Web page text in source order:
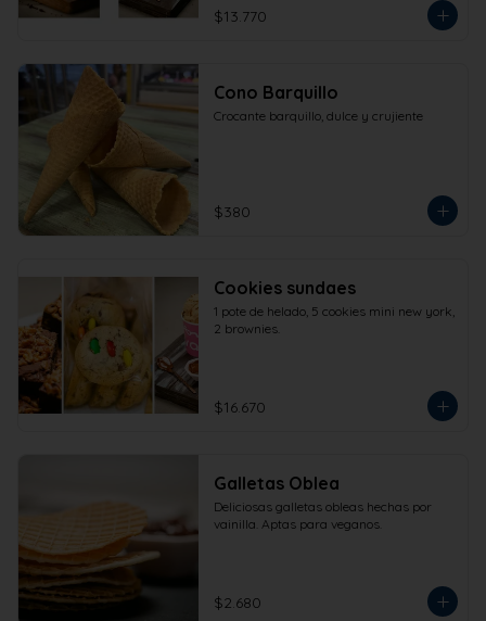
$13.770
Cono Barquillo
Crocante barquillo, dulce y crujiente
$380
Cookies sundaes
1 pote de helado, 5 cookies mini new york,
2 brownies.
$16.670
Galletas Oblea
Deliciosas galletas obleas hechas por
vainilla. Aptas para veganos.
$2.680